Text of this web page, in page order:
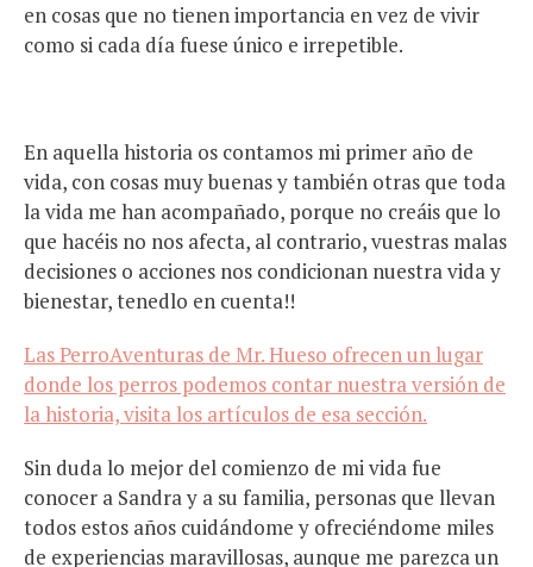
en cosas que no tienen importancia en vez de vivir
como si cada día fuese único e irrepetible.
En aquella historia os contamos mi primer año de
vida, con cosas muy buenas y también otras que toda
la vida me han acompañado, porque no creáis que lo
que hacéis no nos afecta, al contrario, vuestras malas
decisiones o acciones nos condicionan nuestra vida y
bienestar, tenedlo en cuenta!!
Las PerroAventuras de Mr. Hueso ofrecen un lugar
donde los perros podemos contar nuestra versión de
la historia, visita los artículos de esa sección.
Sin duda lo mejor del comienzo de mi vida fue
conocer a Sandra y a su familia, personas que llevan
todos estos años cuidándome y ofreciéndome miles
de experiencias maravillosas, aunque me parezca un